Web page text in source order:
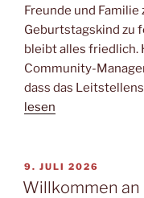
Freunde und
Geburtstagskind zu
bleibt alles friedlich.
Community-
dass das
lesen
VERÖFFENTLICHT
AM
9. JULI 2026
Willkommen an